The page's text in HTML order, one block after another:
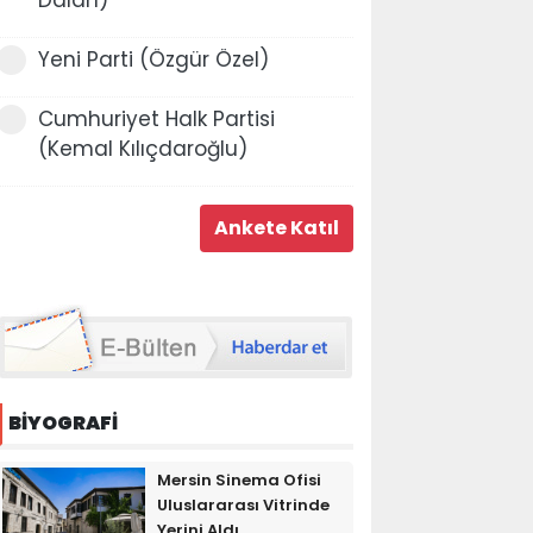
Yeni Parti (Özgür Özel)
Cumhuriyet Halk Partisi
(Kemal Kılıçdaroğlu)
BİYOGRAFİ
Mersin Sinema Ofisi
Uluslararası Vitrinde